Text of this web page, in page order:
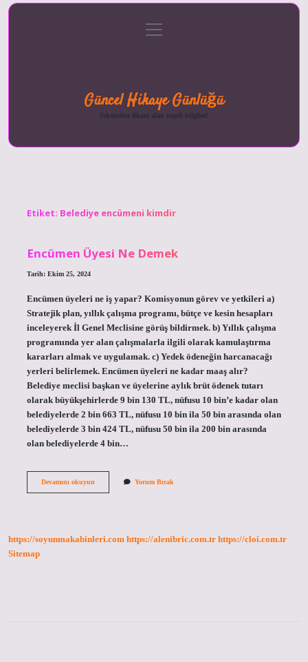
menüyü
aç
Güncel Hikaye Günlüğü
Sektörden ilham alan neşeli bilgiler!
Etiket: Belediye encümeni kimdir
Encümen Üyesi Ne Demek
Tarih: Ekim 25, 2024
Encümen üyeleri ne iş yapar? Komisyonun görev ve yetkileri a)
Stratejik plan, yıllık çalışma programı, bütçe ve kesin hesapları
inceleyerek İl Genel Meclisine görüş bildirmek. b) Yıllık çalışma
programında yer alan çalışmalarla ilgili olarak kamulaştırma
kararları almak ve uygulamak. c) Yedek ödeneğin harcanacağı
yerleri belirlemek. Encümen üyeleri ne kadar maaş alır?
Belediye meclisi başkan ve üyelerine aylık brüt ödenek tutarı
olarak büyükşehirlerde 9 bin 130 TL, nüfusu 10 bin’e kadar olan
belediyelerde 2 bin 663 TL, nüfusu 10 bin ila 50 bin arasında olan
belediyelerde 3 bin 424 TL, nüfusu 50 bin ila 200 bin arasında
olan belediyelerde 4 bin…
Devamını okuyunEncümen
Yorum Bırak
https://soyunmakabinleri.com https://alenibric.com.tr https://cloi.com.tr
Sitemap